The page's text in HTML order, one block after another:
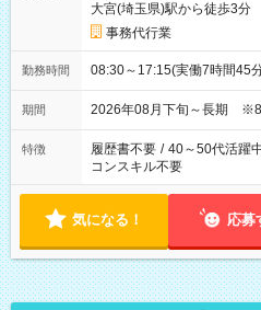
大宮(埼玉県)駅から徒歩3分
事務代行業
勤務時間 08:30～17:15(実働7時間45
期間 2026年08月下旬～長期 ※8
特徴 履歴書不要 / 40～50代活躍
コンスキル不要
気になる！ 応募